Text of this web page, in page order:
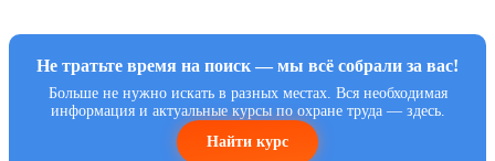
Не тратьте время на поиск — мы всё собрали за вас!
Больше не нужно искать в разных местах. Вся необходимая
информация и актуальные курсы по охране труда — здесь.
Найти курс